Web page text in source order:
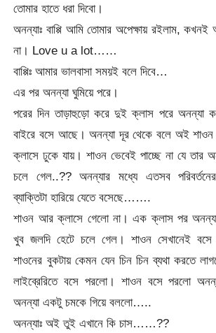
তোমার হাতে ধরা দিবো।
অনন্যাঃ বাপ্পি আমি তোমার অপেক্ষায় রইলাম, কখনই
না। Love u a lot……
বাপ্পিঃ আমার ভালবাসা সময়ই বলে দিবে…
এর পর অনন্যা ঘুমিয়ে পরে।
পরের দিন তাড়াহুড়ো করে দুই ক্লাস পরে অনন্যা
বাইরে বসে আছে। অনন্যা দূর থেকে বলে অই
ক্লাসে ঢুকে যায়। শাওন ভেবেই পাচ্ছে না যে তার
চলে গেল..?? অনন্যার মধ্যে এতসব
ব্যাক্তিটা হারিয়ে যেতে বসেছে…….
শাওন আর ক্লাসে গেলো না। এক ক্লাস পর
খুব জলদি হেটে চলে গেল। শাওন সেখানেই বসে
শাওনের বুকটায় কেমন যেন চিন চিন ব্যথা করতে
লাইব্রেরিতে বসে পরলো। শাওন বসে পরলো
অনন্যা একটু চমকে গিয়ে বললো…..
অনন্যাঃ অই তুই এখানে কি চাস……??